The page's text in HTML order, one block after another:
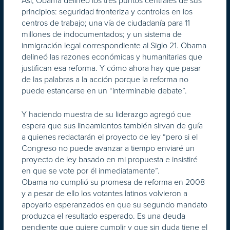
principios: seguridad fronteriza y controles en los
centros de trabajo; una vía de ciudadanía para 11
millones de indocumentados; y un sistema de
inmigración legal correspondiente al Siglo 21. Obama
delineó las razones económicas y humanitarias que
justifican esa reforma. Y cómo ahora hay que pasar
de las palabras a la acción porque la reforma no
puede estancarse en un “interminable debate”.
Y haciendo muestra de su liderazgo agregó que
espera que sus lineamientos también sirvan de guía
a quienes redactarán el proyecto de ley “pero si el
Congreso no puede avanzar a tiempo enviaré un
proyecto de ley basado en mi propuesta e insistiré
en que se vote por él inmediatamente”.
Obama no cumplió su promesa de reforma en 2008
y a pesar de ello los votantes latinos volvieron a
apoyarlo esperanzados en que su segundo mandato
produzca el resultado esperado. Es una deuda
pendiente que quiere cumplir y que sin duda tiene el